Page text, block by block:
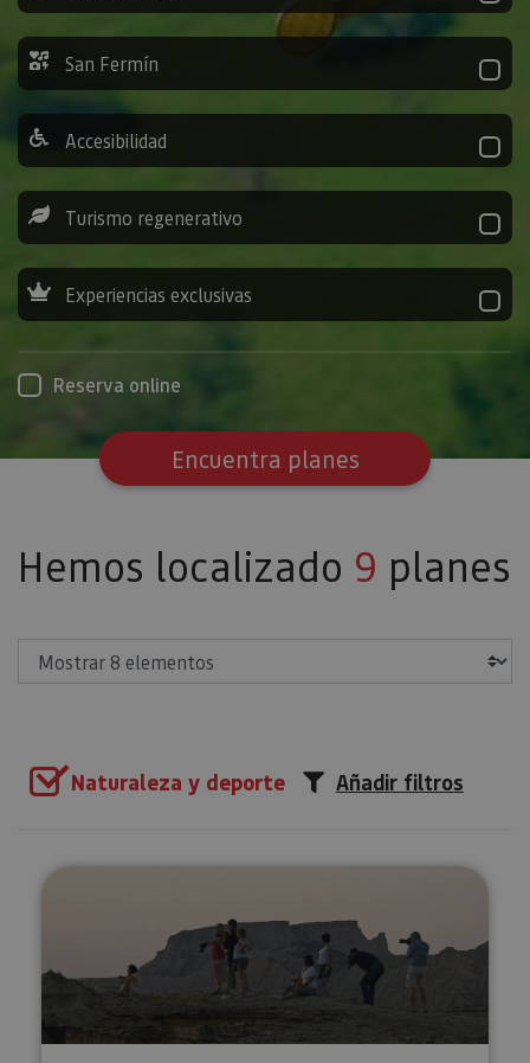
San Fermín
Accesibilidad
Turismo regenerativo
Experiencias exclusivas
Reserva online
Encuentra planes
Hemos localizado 9 planes
Naturaleza y deporte Añadir filtros
Ruta en 4x4 Bardena